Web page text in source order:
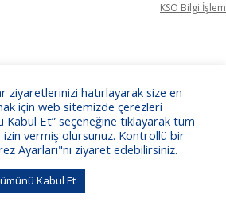
KSO Bilgi İşlem
ziyaretlerinizi hatırlayarak size en
için web sitemizde çerezleri
Kabul Et” seçeneğine tıklayarak tüm
izin vermiş olursunuz. Kontrollü bir
Ayarları"nı ziyaret edebilirsiniz.
Kabul Et